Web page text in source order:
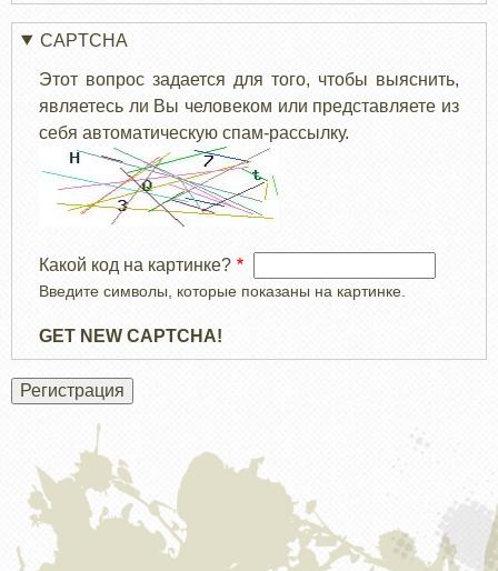
CAPTCHA
Этот вопрос задается для того, чтобы выяснить,
являетесь ли Вы человеком или представляете из
себя автоматическую спам-рассылку.
Какой код на картинке?
Введите символы, которые показаны на картинке.
GET NEW CAPTCHA!